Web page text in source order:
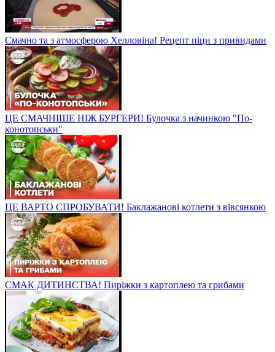
Смачно та з атмосферою Хелловіна! Рецепт піци з привидами
ЦЕ СМАЧНІШЕ НІЖ БУРГЕРИ! Булочка з начинкою "По-
конотопськи"
ЦЕ ВАРТО СПРОБУВАТИ! Баклажанові котлети з вівсянкою
СМАК ДИТИНСТВА! Пиріжки з картоплею та грибами